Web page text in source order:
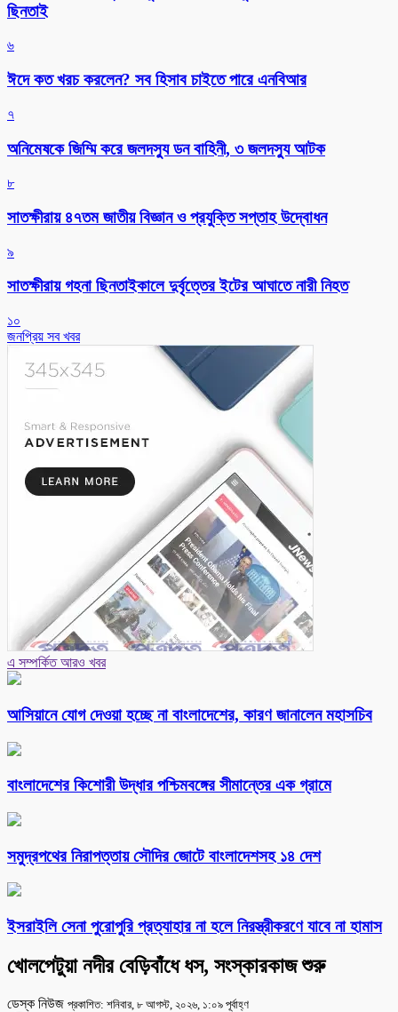
ছিনতাই
৬
ঈদে কত খরচ করলেন? সব হিসাব চাইতে পারে এনবিআর
৭
অনিমেষকে জিম্মি করে জলদস্যু ডন বাহিনী, ৩ জলদস্যু আটক
৮
সাতক্ষীরায় ৪৭তম জাতীয় বিজ্ঞান ও প্রযুক্তি সপ্তাহ উদ্বোধন
৯
সাতক্ষীরায় গহনা ছিনতাইকালে দুর্বৃত্তের ইটের আঘাতে নারী নিহত
১০
জনপ্রিয় সব খবর
এ সম্পর্কিত আরও খবর
আসিয়ানে যোগ দেওয়া হচ্ছে না বাংলাদেশের, কারণ জানালেন মহাসচিব
বাংলাদেশের কিশোরী উদ্ধার পশ্চিমবঙ্গের সীমান্তের এক গ্রামে
সমুদ্রপথের নিরাপত্তায় সৌদির জোটে বাংলাদেশসহ ১৪ দেশ
ইসরাইলি সেনা পুরোপুরি প্রত্যাহার না হলে নিরস্ত্রীকরণে যাবে না হামাস
খোলপেটুয়া নদীর বেড়িবাঁধে ধস, সংস্কারকাজ শুরু
ডেস্ক নিউজ প্রকাশিত: শনিবার, ৮ আগস্ট, ২০২৬, ১:০৯ পূর্বাহ্ণ